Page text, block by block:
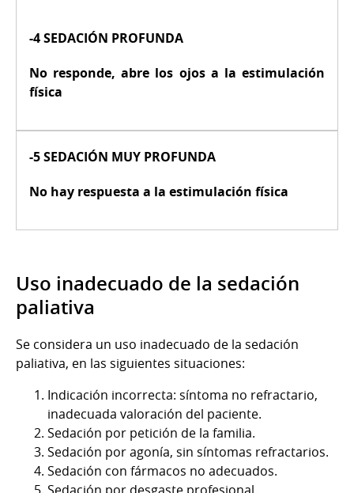
-4 SEDACIÓN PROFUNDA
No responde, abre los ojos a la estimulación
física
-5 SEDACIÓN MUY PROFUNDA
No hay respuesta a la estimulación física
Uso inadecuado de la sedación
paliativa
Se considera un uso inadecuado de la sedación
paliativa, en las siguientes situaciones:
Indicación incorrecta: síntoma no refractario,
inadecuada valoración del paciente.
Sedación por petición de la familia.
Sedación por agonía, sin síntomas refractarios.
Sedación con fármacos no adecuados.
Sedación por desgaste profesional.